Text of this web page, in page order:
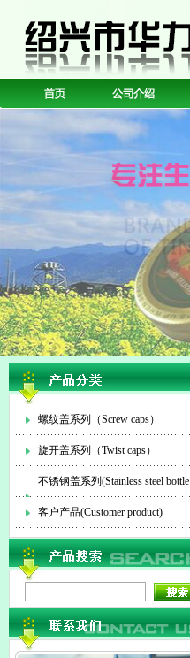
螺纹盖系列（Screw caps）
旋开盖系列（Twist caps）
不锈钢盖系列(Stainless steel bottle
cap)
客户产品(Customer product)